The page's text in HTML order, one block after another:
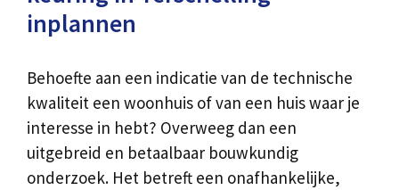
inplannen
Behoefte aan een indicatie van de technische
kwaliteit een woonhuis of van een huis waar je
interesse in hebt? Overweeg dan een
uitgebreid en betaalbaar bouwkundig
onderzoek. Het betreft een onafhankelijke,